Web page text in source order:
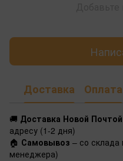
Доставка Оплата
🚚 Доставка Новой Почтой
адресу (1-2 дня)
🏠 Самовывоз – со склада
менеджера)